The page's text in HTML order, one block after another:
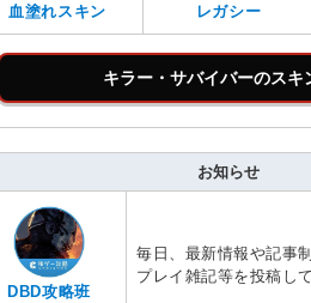
血塗れスキン レガシー
キラー・サバイバーのスキ
お知らせ
DBD攻略班
毎日、最新情報や記事
プレイ雑記等を投稿し